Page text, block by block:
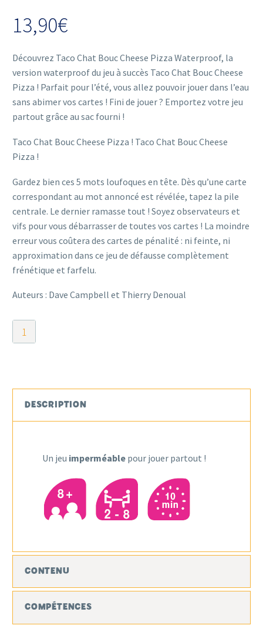
13,90€
Découvrez Taco Chat Bouc Cheese Pizza Waterproof, la
version waterproof du jeu à succès Taco Chat Bouc Cheese
Pizza ! Parfait pour l’été, vous allez pouvoir jouer dans l’eau
sans abimer vos cartes ! Fini de jouer ? Emportez votre jeu
partout grâce au sac fourni !
Taco Chat Bouc Cheese Pizza ! Taco Chat Bouc Cheese
Pizza !
Gardez bien ces 5 mots loufoques en tête. Dès qu’une carte
correspondant au mot annoncé est révélée, tapez la pile
centrale. Le dernier ramasse tout ! Soyez observateurs et
vifs pour vous débarrasser de toutes vos cartes ! La moindre
erreur vous coûtera des cartes de pénalité : ni feinte, ni
approximation dans ce jeu de défausse complètement
frénétique et farfelu.
Auteurs : Dave Campbell et Thierry Denoual
quantité
de
Bouc
Cheese
DESCRIPTION
Un jeu imperméable pour jouer partout !
CONTENU
COMPÉTENCES